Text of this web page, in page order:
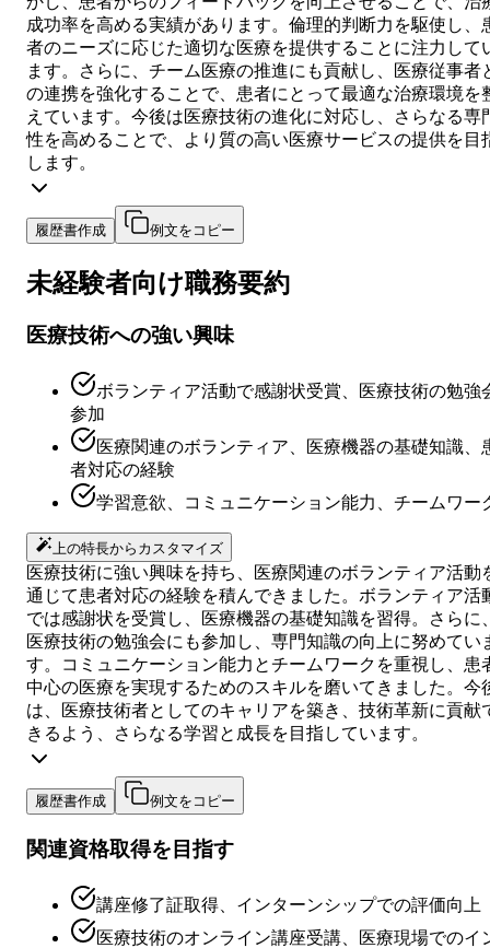
成功率を高める実績があります。倫理的判断力を駆使し、
者のニーズに応じた適切な医療を提供することに注力して
ます。さらに、チーム医療の推進にも貢献し、医療従事者
の連携を強化することで、患者にとって最適な治療環境を
えています。今後は医療技術の進化に対応し、さらなる専
性を高めることで、より質の高い医療サービスの提供を目
します。
履歴書作成 例文をコピー
未経験者向け職務要約
医療技術への強い興味
ボランティア活動で感謝状受賞、医療技術の勉強
参加
医療関連のボランティア、医療機器の基礎知識、
者対応の経験
学習意欲、コミュニケーション能力、チームワー
上の特長からカスタマイズ
医療技術に強い興味を持ち、医療関連のボランティア活動
通じて患者対応の経験を積んできました。ボランティア活
では感謝状を受賞し、医療機器の基礎知識を習得。さらに
医療技術の勉強会にも参加し、専門知識の向上に努めてい
す。コミュニケーション能力とチームワークを重視し、患
中心の医療を実現するためのスキルを磨いてきました。今
は、医療技術者としてのキャリアを築き、技術革新に貢献
きるよう、さらなる学習と成長を目指しています。
履歴書作成 例文をコピー
関連資格取得を目指す
講座修了証取得、インターンシップでの評価向上
医療技術のオンライン講座受講、医療現場でのイ